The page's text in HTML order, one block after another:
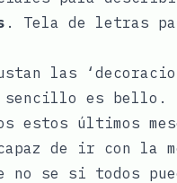
. Tela de letras
las
sencillo es bello.
estos últimos
de ir con la
no se si todos